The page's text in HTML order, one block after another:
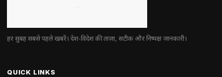
हर सुबह सबसे पहले खबरें। देश-विदेश की ताज़ा, सटीक और निष्पक्ष जानकारी।
QUICK LINKS